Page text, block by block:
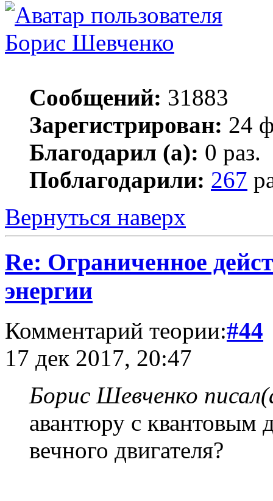
Борис Шевченко
Сообщений: 31883
Зарегистрирован: 24
Благодарил (а): 0 раз.
Поблагодарили: 267
Вернуться наверх
Re: Ограниченное
энергии
Комментарий теории:#44
17 дек 2017, 20:47
Борис Шевченко
авантюру с квантовым
вечного двигателя?